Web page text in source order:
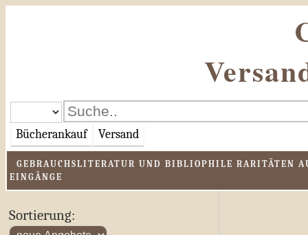
Bücherankauf Versand
GEBRAUCHSLITERATUR UND BIBLIOPHILE RARITÄTEN
EINGÄNGE
Sortierung: